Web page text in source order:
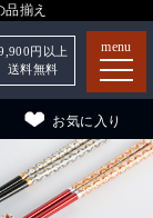
揃え
menu
お気に入り
円以上
送料無料